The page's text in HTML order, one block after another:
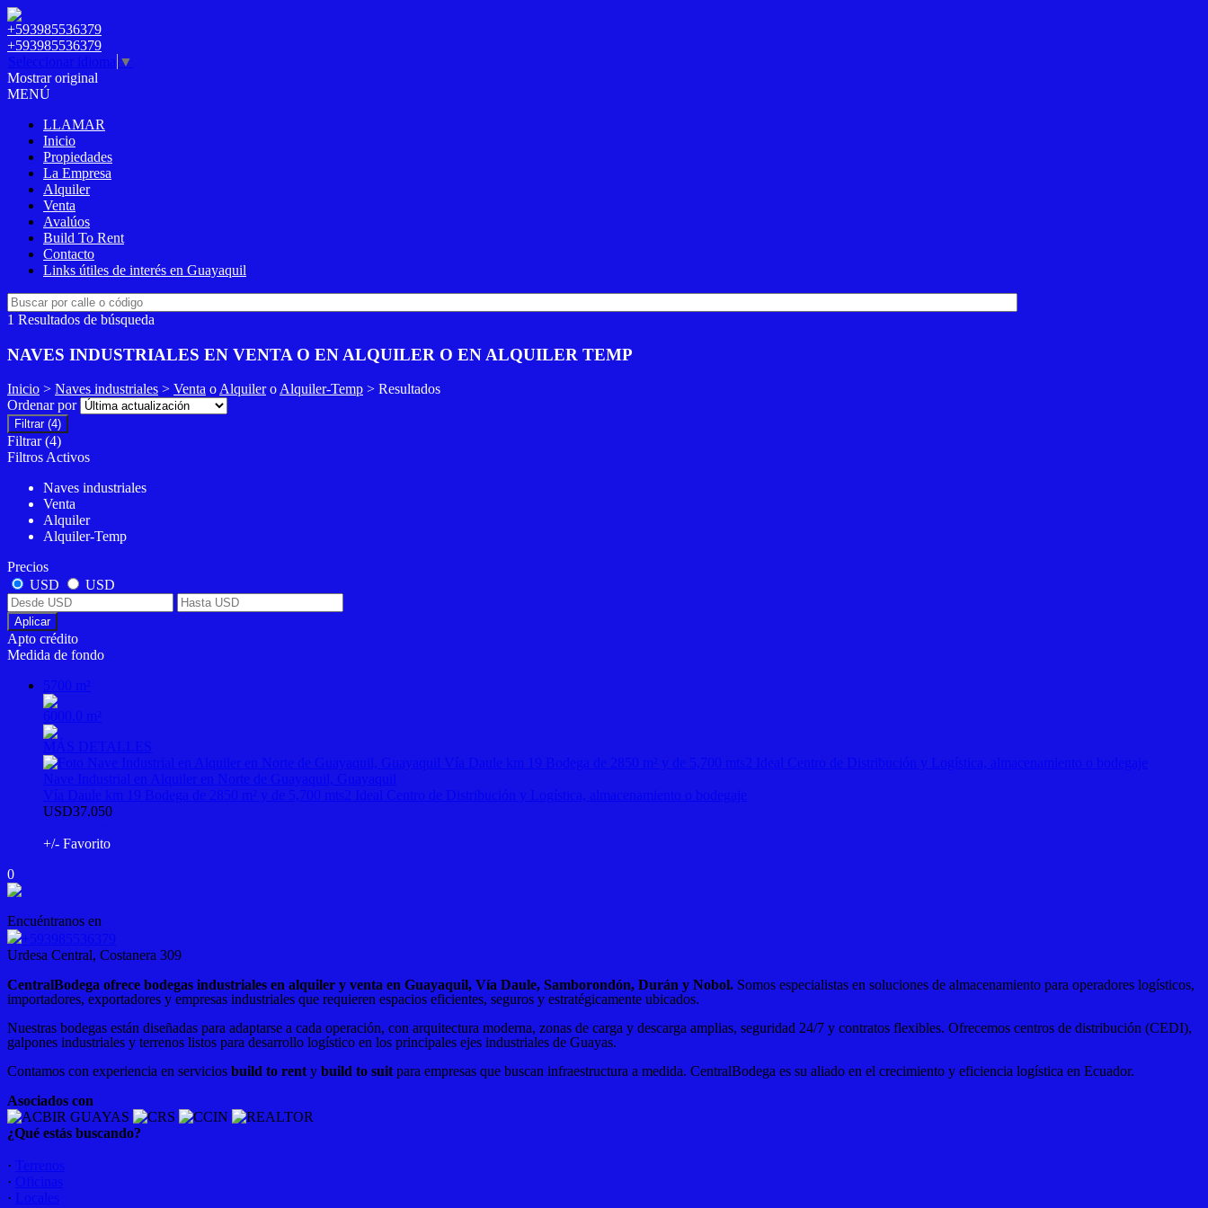
+593985536379
+593985536379
▼
Mostrar original
MENÚ
LLAMAR
Inicio
Propiedades
La Empresa
Alquiler
Venta
Avalúos
Build To Rent
Contacto
Links útiles de interés en Guayaquil
1 Resultados de búsqueda
NAVES INDUSTRIALES EN VENTA O EN ALQUILER O EN ALQUILER TEMP
Inicio > Naves industriales > Venta oAlquileroAlquiler-Temp > Resultados
Ordenar por
Filtrar (4)
Filtrar (4)
Filtros Activos
Naves industriales
Venta
Alquiler
Alquiler-Temp
Precios
USD
USD
Aplicar
Apto crédito
Medida de fondo
USD37.050
+/- Favorito
0
Encuéntranos en
Urdesa Central, Costanera 309
CentralBodega ofrece bodegas industriales en alquiler y venta en Guayaquil, Vía Daule, Samborondón, Durán y Nobol. Somos especialistas en soluciones de almacenamiento para operadores logísticos,
importadores, exportadores y empresas industriales que requieren espacios eficientes, seguros y estratégicamente ubicados.
Nuestras bodegas están diseñadas para adaptarse a cada operación, con arquitectura moderna, zonas de carga y descarga amplias, seguridad 24/7 y contratos flexibles. Ofrecemos centros de distribución (CEDI),
galpones industriales y terrenos listos para desarrollo logístico en los principales ejes industriales de Guayas.
Contamos con experiencia en servicios build to renty build to suitpara empresas que buscan infraestructura a medida. CentralBodega es su aliado en el crecimiento y eficiencia logística en Ecuador.
Asociados con
¿Qué estás buscando?
·
·
·